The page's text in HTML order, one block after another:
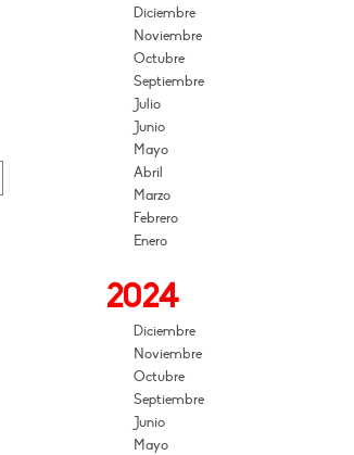
Diciembre
Noviembre
Octubre
Septiembre
Julio
Junio
Mayo
Abril
Marzo
Febrero
Enero
2024
Diciembre
Noviembre
Octubre
Septiembre
Junio
Mayo